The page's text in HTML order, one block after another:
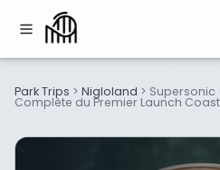
Park Trips > Nigloland > Supersonic
Complète du Premier Launch